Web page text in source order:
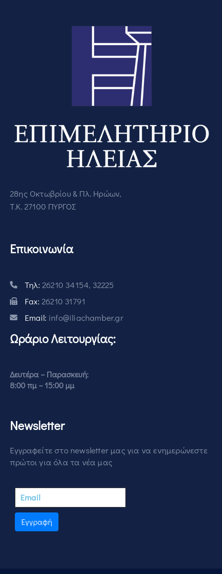
28ης Οκτωβρίου & Πλ. Ηρώων,
Τ.Κ. 27100 ΠΥΡΓΟΣ
Επικοινωνία
Τηλ: 26210 34154, 32225
Fax: 26210 31791
Email: info@iliachamber.gr
Ωράριο Λειτουργίας:
Δευτέρα – Παρασκευή:
8:00 πμ – 15:00 μμ
Newsletter
Εγγραφείτε στο newsletter μας για να ενημερώνεστε
πρώτοι για όλα τα νέα μας
Εγγραφή